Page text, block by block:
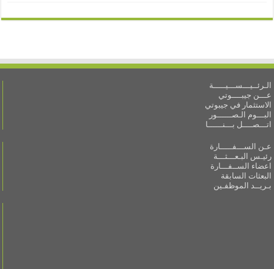
الـرئــيـــســـيـــــة
عـــن جيبــــوتي
الاستثمار في جيبوتي
البـــوم الـصــــــور
اتـــصــــل بـــنــــــا
عـن الســـفـــــارة
رئيـس البـعـــثـــة
اعضاء الســفـــارة
البعثات السابقة
بـريــد الموظفـين